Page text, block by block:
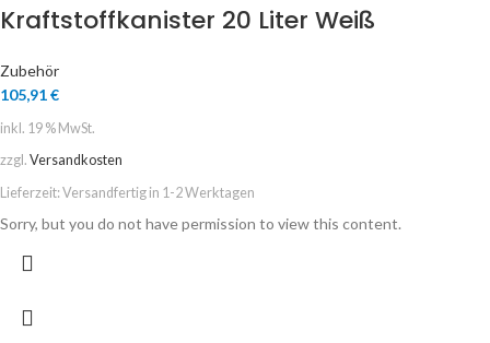
Kraftstoffkanister 20 Liter Weiß
Zubehör
105,91€
inkl. 19 % MwSt.
zzgl. Versandkosten
Lieferzeit: Versandfertig in 1-2 Werktagen
Sorry, but you do not have permission to view this content.